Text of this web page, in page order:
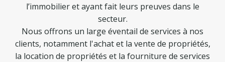
l’immobilier et ayant fait leurs preuves dans le
secteur.
Nous offrons un large éventail de services à nos
clients, notamment l'achat et la vente de propriétés,
la location de propriétés et la fourniture de services